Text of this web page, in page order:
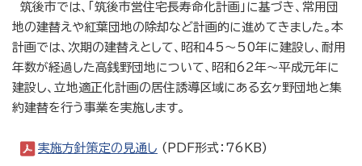
筑後市では、「筑後市営住宅長寿命化計画」に基づき、常用団
地の建替えや紅葉団地の除却など計画的に進めてきました。本
計画では、次期の建替えとして、昭和45～50年に建設し、耐用
年数が経過した高銭野団地について、昭和62年～平成元年に
建設し、立地適正化計画の居住誘導区域にある玄ヶ野団地と集
約建替を行う事業を実施します。
実施方針策定の見通し (PDF形式：76KB)